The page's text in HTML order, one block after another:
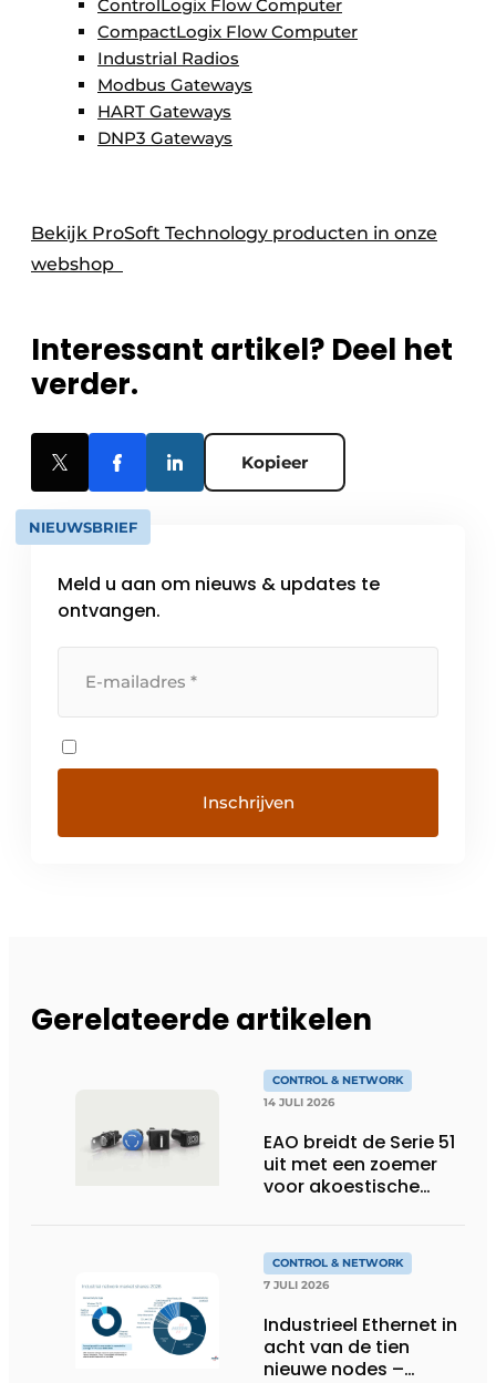
ControlLogix Flow Computer
CompactLogix Flow Computer
Industrial Radios
Modbus Gateways
HART Gateways
DNP3 Gateways
Bekijk ProSoft Technology producten in onze
webshop
Interessant artikel? Deel het
verder.
Kopieer
NIEUWSBRIEF
Meld u aan om nieuws & updates te
ontvangen.
Gerelateerde artikelen
CONTROL & NETWORK
14 JULI 2026
EAO breidt de Serie 51
uit met een zoemer
voor akoestische
CONTROL & NETWORK
7 JULI 2026
Industrieel Ethernet in
acht van de tien
nieuwe nodes –